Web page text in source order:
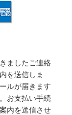
ましたご連絡
を送信しま
ルが届きます
お支払い手続
内を送信させ